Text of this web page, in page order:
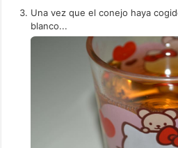
Una vez que el conejo haya
blanco...